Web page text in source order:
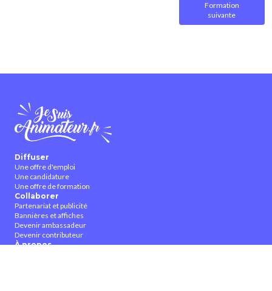
Formation
suivante
Diffuser
Une offre d'emploi
Une candidature
Une offre de formation
Collaborer
Partenariat et publicité
Bannières et affiches
Devenir ambassadeur
Devenir contributeur
À propos